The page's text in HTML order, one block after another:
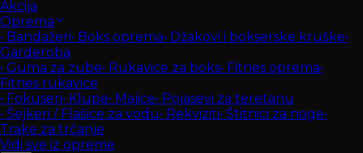
Akcija
Oprema
• Bandažeri• Boks oprema• Džakovi i bokserske kruške•
Garderoba
• Guma za zube• Rukavice za boks• Fitnes oprema•
Fitnes rukavice
• Fokuseri• Klupe• Majice• Pojasevi za teretanu
• Šejkeri / Flašice za vodu• Rekviziti• Štitnici za noge•
Trake za trčanje
Vidi sve iz opreme